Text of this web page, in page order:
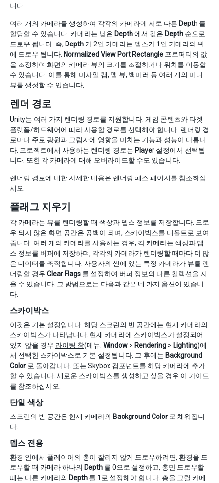
니다.
여러 개의 카메라를 생성하여 각각의 카메라에 서로 다른 Depth 를
할당할 수 있습니다. 카메라는 낮은 Depth에서 깊은 Depth 순으로
드로우 됩니다. 즉, Depth 가 2인 카메라는 뎁스가 1인 카메라의 위
에 드로우 됩니다. Normalized View Port Rectangle 프로퍼티의 값
을 조정하여 화면의 카메라 뷰의 크기를 조절하거나 위치를 이동할
수 있습니다. 이를 통해 미사일 캠, 맵 뷰, 백미러 등 여러 개의 미니
뷰를 생성할 수 있습니다.
렌더 경로
Unity는 여러 가지 렌더링 경로를 지원합니다. 게임 콘텐츠와 타겟
플랫폼/하드웨어에 따라 사용할 경로를 선택해야 합니다. 렌더링 경
로마다 주로 광원과 그림자에 영향을 미치는 기능과 성능이 다릅니
다. 프로젝트에서 사용하는 렌더링 경로는 Player 설정에서 선택됩
니다. 또한 각 카메라에 대해 오버라이드할 수도 있습니다.
렌더링 경로에 대한 자세한 내용은 렌더링 패스 페이지를 참조하십
시오.
플래그 지우기
각 카메라는 뷰를 렌더링할 때 색상과 뎁스 정보를 저장합니다. 드로
우 되지 않은 화면 공간은 공백이 되며, 스카이박스를 디폴트로 보여
줍니다. 여러 개의 카메라를 사용하는 경우, 각 카메라는 색상과 뎁
스 정보를 버퍼에 저장하며, 각각의 카메라가 렌더링할 때마다 더 많
은 데이터를 축적합니다. 사용자의 씬에 있는 특정 카메라가 뷰를 렌
더링할 경우 Clear Flags 를 설정하여 버퍼 정보의 다른 컬렉션을 지
울 수 있습니다. 그 방법으로는 다음과 같은 네 가지 옵션이 있습니
다.
스카이박스
이것은 기본 설정입니다. 해당 스크린의 빈 공간에는 현재 카메라의
스카이박스가 나타납니다. 현재 카메라에 스카이박스가 설정되어
있지 않을 경우 라이팅 창(메뉴: Window > Rendering > Lighting)에
서 선택한 스카이박스로 기본 설정됩니다. 그 후에는 Background
Color 로 돌아갑니다. 또는 Skybox 컴포넌트를 해당 카메라에 추가
할 수 있습니다. 새로운 스카이박스를 생성하고 싶을 경우 이 가이드
를 참조하십시오.
단일 색상
스크린의 빈 공간은 현재 카메라의 Background Color 로 채워집니
다.
뎁스 전용
환경 안에서 플레이어의 총이 잘리지 않게 드로우하려면, 환경을 드
로우할 때 카메라 하나의 Depth 를 0으로 설정하고, 총만 드로우할
때는 다른 카메라의 Depth 를 1로 설정해야 합니다. 총을 그릴 카메